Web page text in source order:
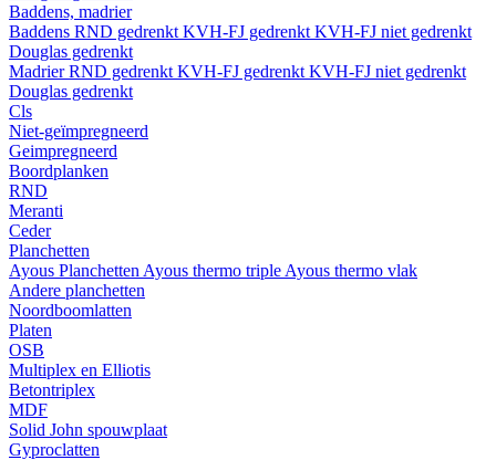
Baddens, madrier
Baddens RND gedrenkt KVH-FJ gedrenkt KVH-FJ niet gedrenkt
Douglas gedrenkt
MadrierRND gedrenkt KVH-FJ gedrenkt KVH-FJ niet gedrenkt
Douglas gedrenkt
Cls
Niet-geïmpregneerd
Geimpregneerd
Boordplanken
RND
Meranti
Ceder
Planchetten
Ayous Planchetten Ayous thermo triple Ayous thermo vlak
Andere planchetten
Noordboomlatten
Platen
OSB
Multiplex en Elliotis
Betontriplex
MDF
Solid John spouwplaat
Gyproclatten